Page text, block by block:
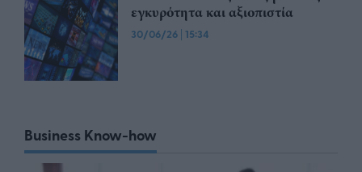
εγκυρότητα και αξιοπιστία
30/06/26 | 15:34
Business Know-how